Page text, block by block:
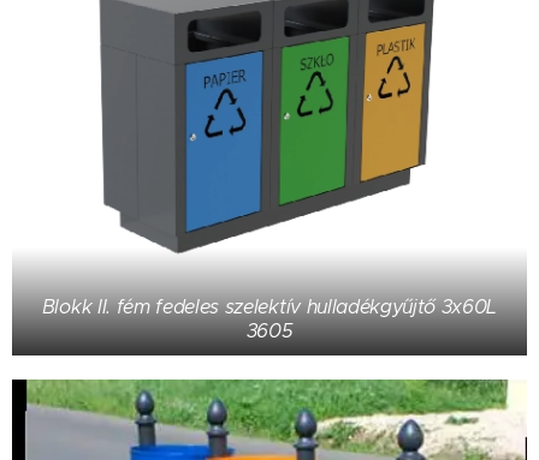
Blokk II. fém fedeles szelektív hulladékgyűjtő 3x60L
3605